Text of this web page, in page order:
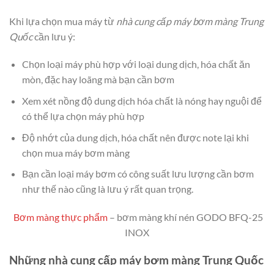
Khi lựa chọn mua máy từ nhà cung cấp máy bơm màng Trung
Quốccần lưu ý:
Chọn loại máy phù hợp với loại dung dịch, hóa chất ăn
mòn, đặc hay loãng mà bạn cần bơm
Xem xét nồng độ dung dịch hóa chất là nóng hay nguội để
có thể lựa chọn máy phù hợp
Độ nhớt của dung dịch, hóa chất nên được note lại khi
chọn mua máy bơm màng
Bạn cần loại máy bơm có công suất lưu lượng cần bơm
như thế nào cũng là lưu ý rất quan trọng.
Bơm màng thực phẩm– bơm màng khí nén GODO BFQ-25
INOX
Những nhà cung cấp máy bơm màng Trung Quốc